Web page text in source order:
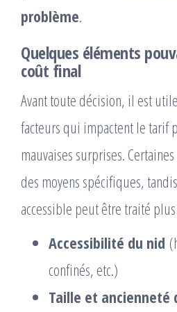
problème.
Quelques éléments
coût final
Avant toute décision, il est
facteurs qui impactent le tarif
mauvaises surprises.
des moyens spécifiques,
accessible peut être traité
Accessibilité du nid
confinés, etc.)
Taille et ancienneté